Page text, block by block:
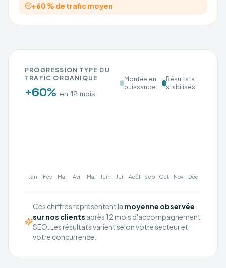
+60 % de trafic moyen
PROGRESSION TYPE DU
TRAFIC ORGANIQUE
+60% en 12 mois
Montée en
puissance
Résultats
stabilisés
Jan Fév Mar Avr Mai Juin Juil Août Sep Oct Nov Déc
Ces chiffres représentent la moyenne observée
sur nos clients après 12 mois d'accompagnement
SEO. Les résultats varient selon votre secteur et
votre concurrence.